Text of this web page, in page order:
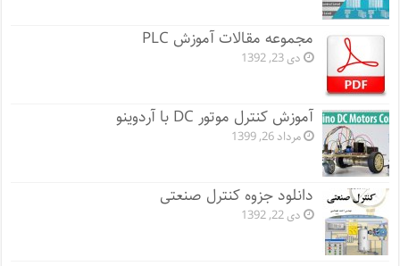
مجموعه مقالات آموزش PLC
دی 23, 1392
آموزش کنترل موتور DC با آردوینو
مرداد 26, 1399
دانلود جزوه کنترل صنعتی
دی 22, 1392